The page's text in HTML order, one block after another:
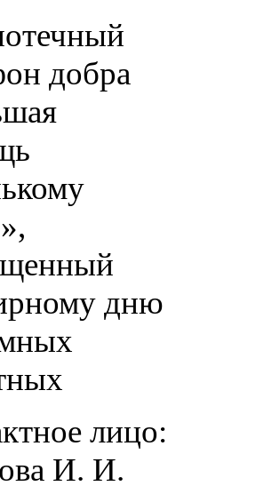
добра
дню
лицо:
И. И.